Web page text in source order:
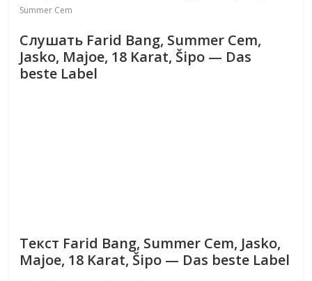
Summer Cem
Слушать Farid Bang, Summer Cem,
Jasko, Majoe, 18 Karat, Šipo — Das
beste Label
Текст Farid Bang, Summer Cem, Jasko,
Majoe, 18 Karat, Šipo — Das beste Label